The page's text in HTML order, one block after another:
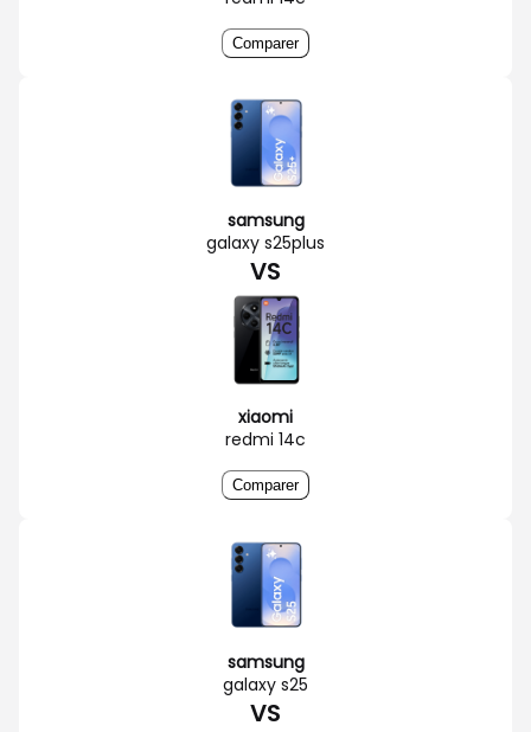
Comparer
samsung
galaxy s25plus
VS
xiaomi
redmi 14c
Comparer
samsung
galaxy s25
VS